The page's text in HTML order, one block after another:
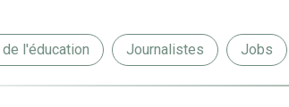
l'éducation Journalistes Jobs